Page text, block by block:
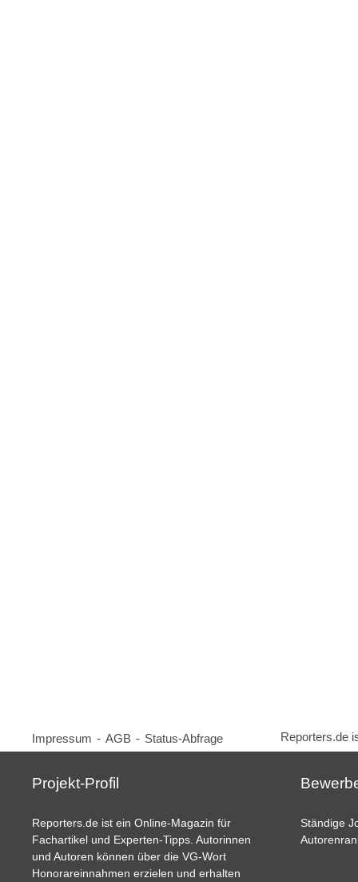
Impressum - AGB - Status-Abfrage Reporters.de
Projekt-Profil
Reporters.de ist ein Online-Magazin für
Fachartikel und Experten-Tipps. Autorinnen
und Autoren können über die VG-Wort
Honorareinnahmen erzielen und erhalten
Ständige